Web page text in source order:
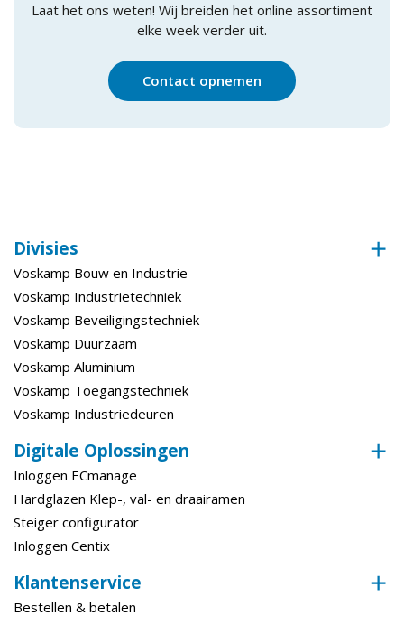
Laat het ons weten! Wij breiden het online assortiment
elke week verder uit.
Contact opnemen
Divisies
Voskamp Bouw en Industrie
Voskamp Industrietechniek
Voskamp Beveiligingstechniek
Voskamp Duurzaam
Voskamp Aluminium
Voskamp Toegangstechniek
Voskamp Industriedeuren
Digitale Oplossingen
Inloggen ECmanage
Hardglazen Klep-, val- en draairamen
Steiger configurator
Inloggen Centix
Klantenservice
Bestellen & betalen